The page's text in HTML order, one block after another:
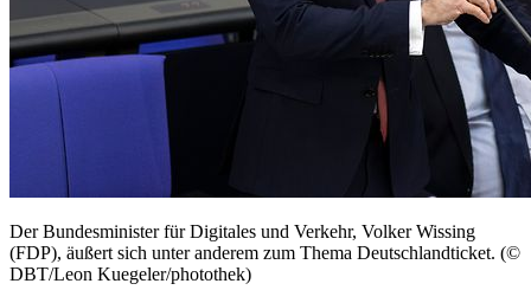
Der Bundesminister für Digitales und Verkehr, Volker Wissing
(FDP), äußert sich unter anderem zum Thema Deutschlandticket. (©
DBT/Leon Kuegeler/photothek)